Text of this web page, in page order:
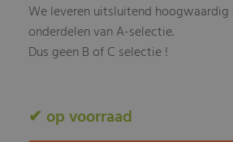
We leveren uitsluitend hoogwaardig
onderdelen van A-selectie.
Dus geen B of C selectie !
✔ op voorraad